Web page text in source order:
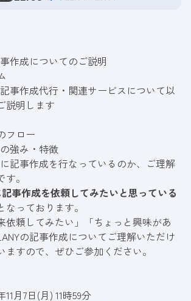
作成についてのご説明
事作成代行・関連サービスについて以
説明します
フロー
強み・特徴
記事作成を行なっているのか、ご理解
。
記事作成を依頼してみたいと思っている
なっております。
依頼してみたい」「ちょっと興味があ
の記事作成についてご理解いただけ
ますので、ぜひご参加ください。
11月7日(月) 11時59分